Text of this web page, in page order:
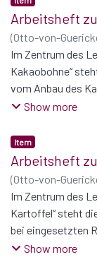
Arbeitsheft
(Otto-von-
Stefan;Brand,
Vieback, Linda
Im Zentrum des
Kakaobohne“
vom Anbau des
Bezug zu
Show more
Item
Arbeitsheft
(Otto-von-
Stefan;Brand,
Vieback, Linda
Im Zentrum des
Kartoffel“ steht
bei eingesetzten
und dem Konsum
Show more